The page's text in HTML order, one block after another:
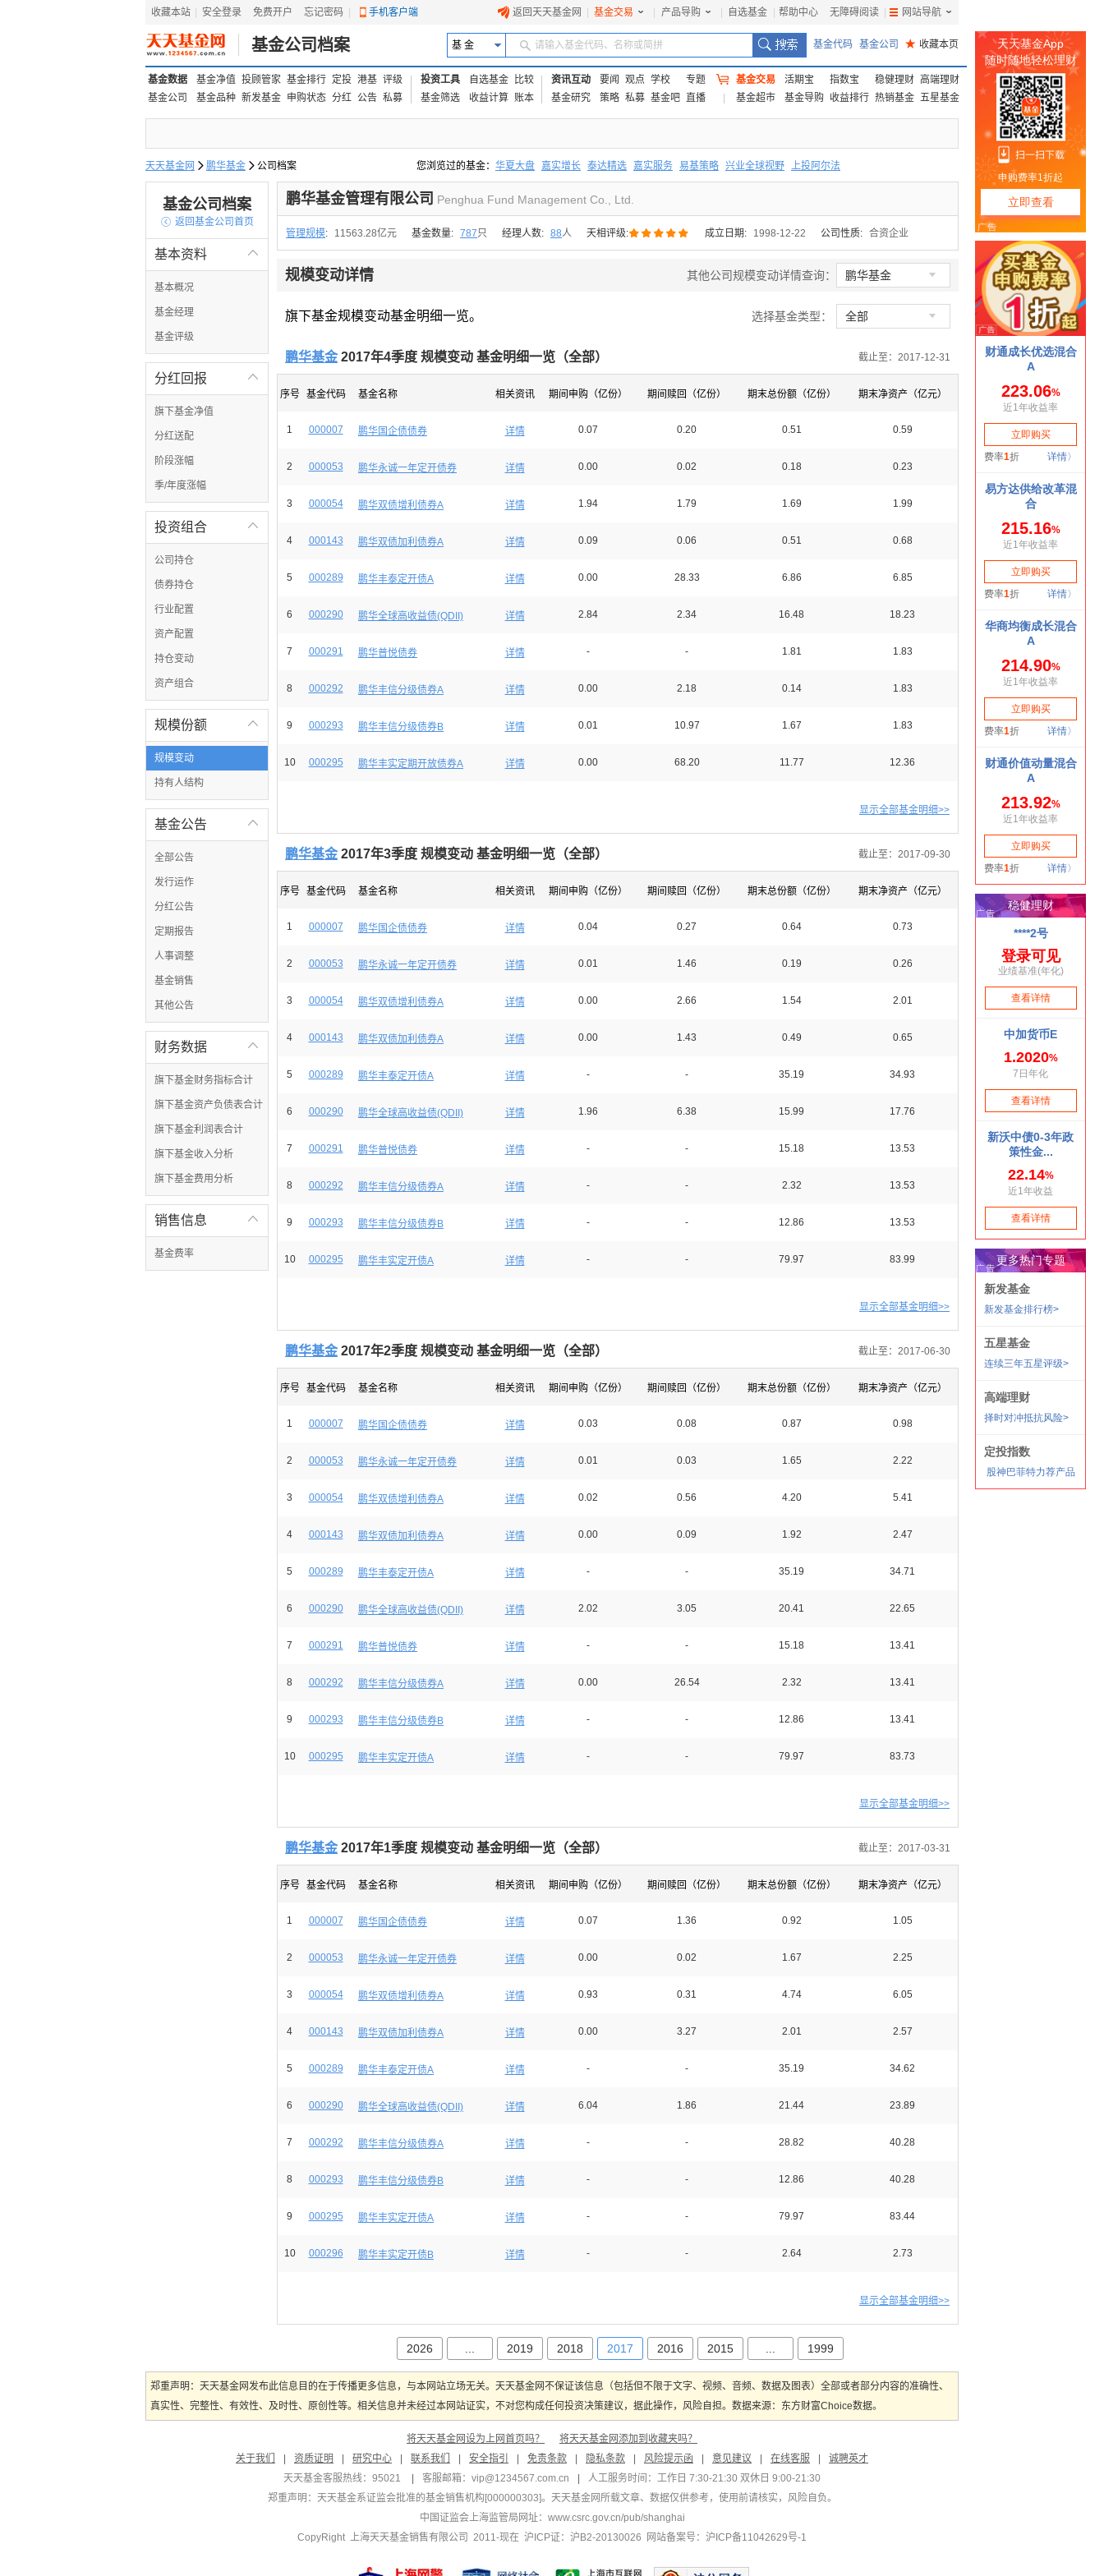
收藏本站 安全登录 免费开户 忘记密码 手机客户端 返回天天基金网 基金交易 产品导购 自选基金 帮助中心 无障碍阅读 网站导航
基金公司档案 基 金 请输入基金代码、名称或简拼 基金代码 基金公司 ★ 收藏本页
基金数据 基金净值 投顾管家 基金排行 定投 港基 评级
基金公司
基金品种 新发基金 申购状态 分红 公告 私募
投资工具 自选基金
比较
基金筛选
收益计算 账本
资讯互动 要闻 观点 学校
专题
基金研究
策略 私募 基金吧 直播
基金交易 活期宝 指数宝 稳健理财 高端理财
基金超市
基金导购 收益排行 热销基金 五星基金
天天基金网  鹏华基金  公司档案 您浏览过的基金： 华夏大盘 嘉实增长 泰达精选 嘉实服务 易基策略 兴业全球视野 上投阿尔法
易方达上证中盘ETF联接A
基金公司档案
 返回基金公司首页

基本资料
基本概况
基金经理
基金评级

分红回报
旗下基金净值
分红送配
阶段涨幅
季/年度涨幅

投资组合
公司持仓
债券持仓
行业配置
资产配置
持仓变动
资产组合

规模份额
规模变动
持有人结构

基金公告
全部公告
发行运作
分红公告
定期报告
人事调整
基金销售
其他公告

财务数据
旗下基金财务指标合计
旗下基金资产负债表合计
旗下基金利润表合计
旗下基金收入分析
旗下基金费用分析

销售信息
基金费率
鹏华基金管理有限公司 Penghua Fund Management Co., Ltd.
管理规模: 11563.28亿元 基金数量: 787只 经理人数: 88人 天相评级: 成立日期: 1998-12-22 公司性质: 合资企业
规模变动详情 其他公司规模变动详情查询： 鹏华基金 
旗下基金规模变动基金明细一览。 选择基金类型： 全部 
鹏华基金 2017年4季度 规模变动 基金明细一览（全部） 截止至：2017-12-31
序号 基金代码 基金名称 相关资讯 期间申购（亿份） 期间赎回（亿份） 期末总份额（亿份） 期末净资产（亿元）
1 000007 鹏华国企债债券 详情 0.07 0.20 0.51 0.59
2 000053 鹏华永诚一年定开债券 详情 0.00 0.02 0.18 0.23
3 000054 鹏华双债增利债券A 详情 1.94 1.79 1.69 1.99
4 000143 鹏华双债加利债券A 详情 0.09 0.06 0.51 0.68
5 000289 鹏华丰泰定开债A 详情 0.00 28.33 6.86 6.85
6 000290 鹏华全球高收益债(QDII) 详情 2.84 2.34 16.48 18.23
7 000291 鹏华普悦债券 详情 - - 1.81 1.83
8 000292 鹏华丰信分级债券A 详情 0.00 2.18 0.14 1.83
9 000293 鹏华丰信分级债券B 详情 0.01 10.97 1.67 1.83
10 000295 鹏华丰实定期开放债券A 详情 0.00 68.20 11.77 12.36
显示全部基金明细>>
鹏华基金 2017年3季度 规模变动 基金明细一览（全部） 截止至：2017-09-30
序号 基金代码 基金名称 相关资讯 期间申购（亿份） 期间赎回（亿份） 期末总份额（亿份） 期末净资产（亿元）
1 000007 鹏华国企债债券 详情 0.04 0.27 0.64 0.73
2 000053 鹏华永诚一年定开债券 详情 0.01 1.46 0.19 0.26
3 000054 鹏华双债增利债券A 详情 0.00 2.66 1.54 2.01
4 000143 鹏华双债加利债券A 详情 0.00 1.43 0.49 0.65
5 000289 鹏华丰泰定开债A 详情 - - 35.19 34.93
6 000290 鹏华全球高收益债(QDII) 详情 1.96 6.38 15.99 17.76
7 000291 鹏华普悦债券 详情 - - 15.18 13.53
8 000292 鹏华丰信分级债券A 详情 - - 2.32 13.53
9 000293 鹏华丰信分级债券B 详情 - - 12.86 13.53
10 000295 鹏华丰实定开债A 详情 - - 79.97 83.99
显示全部基金明细>>
鹏华基金 2017年2季度 规模变动 基金明细一览（全部） 截止至：2017-06-30
序号 基金代码 基金名称 相关资讯 期间申购（亿份） 期间赎回（亿份） 期末总份额（亿份） 期末净资产（亿元）
1 000007 鹏华国企债债券 详情 0.03 0.08 0.87 0.98
2 000053 鹏华永诚一年定开债券 详情 0.01 0.03 1.65 2.22
3 000054 鹏华双债增利债券A 详情 0.02 0.56 4.20 5.41
4 000143 鹏华双债加利债券A 详情 0.00 0.09 1.92 2.47
5 000289 鹏华丰泰定开债A 详情 - - 35.19 34.71
6 000290 鹏华全球高收益债(QDII) 详情 2.02 3.05 20.41 22.65
7 000291 鹏华普悦债券 详情 - - 15.18 13.41
8 000292 鹏华丰信分级债券A 详情 0.00 26.54 2.32 13.41
9 000293 鹏华丰信分级债券B 详情 - - 12.86 13.41
10 000295 鹏华丰实定开债A 详情 - - 79.97 83.73
显示全部基金明细>>
鹏华基金 2017年1季度 规模变动 基金明细一览（全部） 截止至：2017-03-31
序号 基金代码 基金名称 相关资讯 期间申购（亿份） 期间赎回（亿份） 期末总份额（亿份） 期末净资产（亿元）
1 000007 鹏华国企债债券 详情 0.07 1.36 0.92 1.05
2 000053 鹏华永诚一年定开债券 详情 0.00 0.02 1.67 2.25
3 000054 鹏华双债增利债券A 详情 0.93 0.31 4.74 6.05
4 000143 鹏华双债加利债券A 详情 0.00 3.27 2.01 2.57
5 000289 鹏华丰泰定开债A 详情 - - 35.19 34.62
6 000290 鹏华全球高收益债(QDII) 详情 6.04 1.86 21.44 23.89
7 000292 鹏华丰信分级债券A 详情 - - 28.82 40.28
8 000293 鹏华丰信分级债券B 详情 - - 12.86 40.28
9 000295 鹏华丰实定开债A 详情 - - 79.97 83.44
10 000296 鹏华丰实定开债B 详情 - - 2.64 2.73
显示全部基金明细>>
2026 2019 2018 2017 2016 2015 1999
郑重声明：天天基金网发布此信息目的在于传播更多信息，与本网站立场无关。天天基金网不保证该信息（包括但不限于文字、视频、音频、数据及图表）全部或者部分内容的准确性、
真实性、完整性、有效性、及时性、原创性等。相关信息并未经过本网站证实，不对您构成任何投资决策建议，据此操作，风险自担。数据来源：东方财富Choice数据。
将天天基金网设为上网首页吗？
将天天基金网添加到收藏夹吗？
关于我们
资质证明 研究中心 联系我们 安全指引 免责条款 隐私条款 风险提示函 意见建议 在线客服
诚聘英才
天天基金客服热线：95021
客服邮箱： vip@1234567.com.cn
人工服务时间：工作日 7:30-21:30 双休日 9:00-21:30
郑重声明： 天天基金系证监会批准的基金销售机构[000000303]。天天基金网所载文章、数据仅供参考，使用前请核实，风险自负。
中国证监会上海监管局网址： www.csrc.gov.cn/pub/shanghai
CopyRight 上海天天基金销售有限公司 2011-现在 沪ICP证：沪B2-20130026
网站备案号：沪ICP备11042629号-1